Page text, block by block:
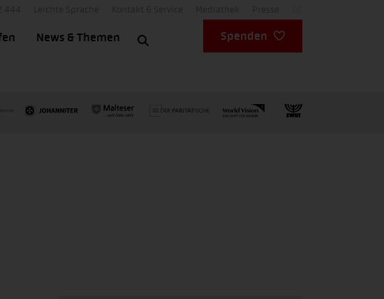
News & Themen Spenden